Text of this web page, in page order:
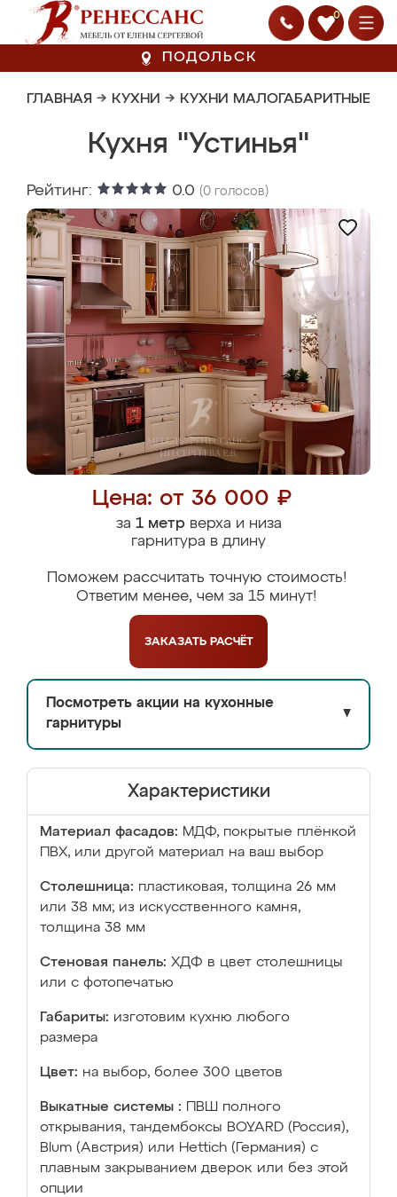
0
ПОДОЛЬСК
ГЛАВНАЯ → КУХНИ → КУХНИ МАЛОГАБАРИТНЫЕ
Кухня "Устинья"
Рейтинг: 0.0 (0 голосов)
Цена: от 36 000 ₽
за 1 метрверха и низа
гарнитура в длину
Поможем рассчитать точную стоимость!
Ответим менее, чем за 15 минут!
ЗАКАЗАТЬ РАСЧЁТ
Посмотреть акции на кухонные
гарнитуры
▼
Характеристики
Материал фасадов: МДФ, покрытые плёнкой
ПВХ, или другой материал на ваш выбор
Столешница: пластиковая, толщина 26 мм
или 38 мм; из искусственного камня,
толщина 38 мм
Стеновая панель: ХДФ в цвет столешницы
или с фотопечатью
Габариты: изготовим кухню любого
размера
Цвет: на выбор, более 300 цветов
Выкатные системы :
ПВШ полного
открывания, тандембоксы BOYARD (Россия),
Blum (Австрия) или Hettich (Германия) с
плавным закрыванием дверок или без этой
опции